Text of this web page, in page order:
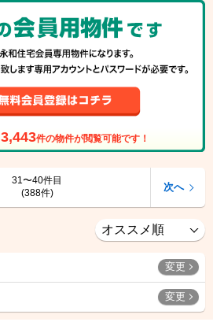
3,443件の物件が閲覧可能です！
31〜40件目
(388件)
次へ
変更
変更